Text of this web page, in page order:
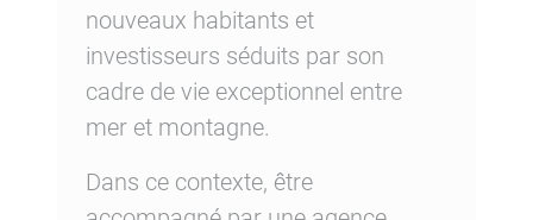
nouveaux habitants et
investisseurs séduits par son
cadre de vie exceptionnel entre
mer et montagne.
Dans ce contexte, être